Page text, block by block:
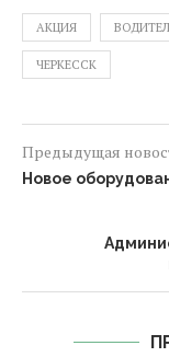
АКЦИЯ
ЧЕРКЕССК
Предыдущая
Новое